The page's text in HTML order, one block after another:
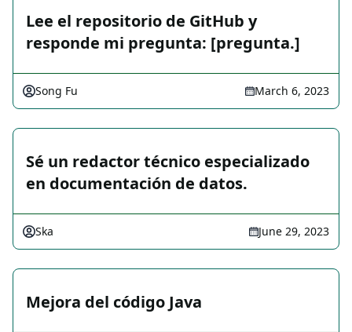
Lee el repositorio de GitHub y
responde mi pregunta: [pregunta.]
Song Fu March 6, 2023
Sé un redactor técnico especializado
en documentación de datos.
Ska June 29, 2023
Mejora del código Java